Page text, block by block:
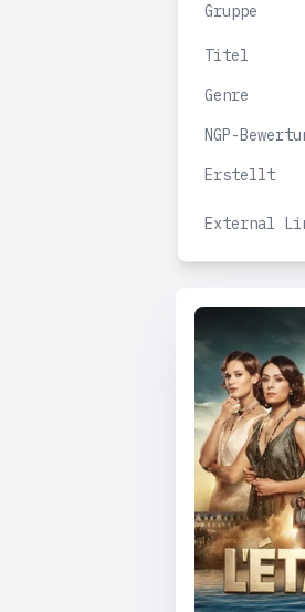
Gruppe
Titel
Genre
NGP-
Erstellt
External